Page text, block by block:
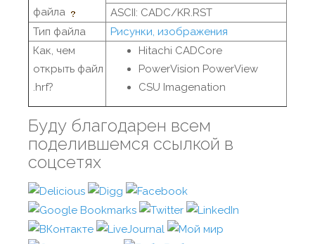
файла
ASCII: CADC/KR.RST
Тип файла
Рисунки, изображения
Как, чем
открыть файл
.hrf?
Hitachi CADCore
PowerVision PowerView
CSU Imagenation
Буду благодарен всем
поделившемся ссылкой в
соцсетях